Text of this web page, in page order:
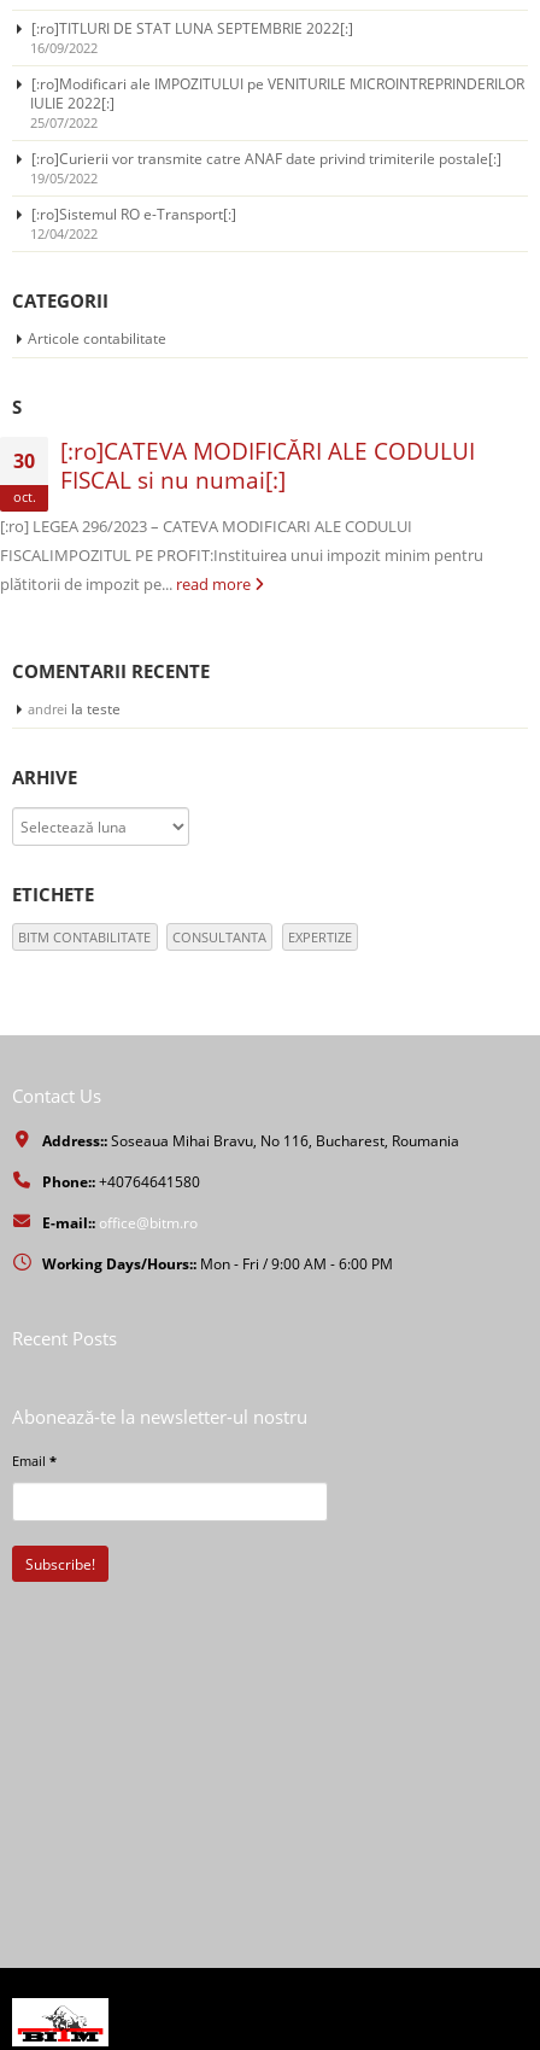
[:ro]TITLURI DE STAT LUNA SEPTEMBRIE 2022[:]
16/09/2022
[:ro]Modificari ale IMPOZITULUI pe VENITURILE MICROINTREPRINDERILOR
IULIE 2022[:]
25/07/2022
[:ro]Curierii vor transmite catre ANAF date privind trimiterile postale[:]
19/05/2022
[:ro]Sistemul RO e-Transport[:]
12/04/2022
CATEGORII
Articole contabilitate
S
30
oct.
[:ro]CATEVA MODIFICĂRI ALE CODULUI
FISCAL si nu numai[:]
[:ro] LEGEA 296/2023 – CATEVA MODIFICARI ALE CODULUI
FISCALIMPOZITUL PE PROFIT:Instituirea unui impozit minim pentru
plătitorii de impozit pe... read more
COMENTARII RECENTE
andrei la teste
ARHIVE
Arhive
ETICHETE
BITM CONTABILITATE CONSULTANTA EXPERTIZE
Contact Us
Address::Soseaua Mihai Bravu, No 116, Bucharest, Roumania
Phone::+40764641580
E-mail:: office@bitm.ro
Working Days/Hours:: Mon - Fri / 9:00 AM - 6:00 PM
Recent Posts
Abonează-te la newsletter-ul nostru
Email *